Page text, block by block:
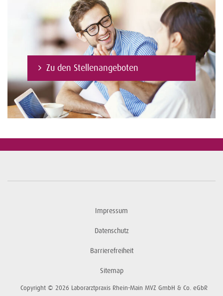
Zu den Stellenangeboten
Impressum
Datenschutz
Barrierefreiheit
Sitemap
Copyright © 2026 Laborarztpraxis Rhein-Main MVZ GmbH & Co. eGbR